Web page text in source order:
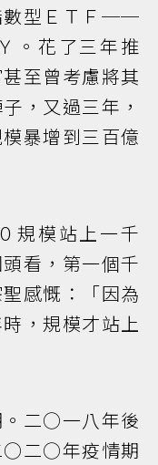
數型ＥＴＦ──
。花了三年推
至曾考慮將其
，又過三年，
暴增到三百億
規模站上一千
看，第一個千
感慨：「因為
，規模才站上
。二○一八年後
○二○年疫情期